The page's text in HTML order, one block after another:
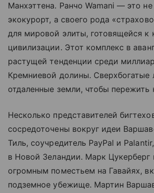
Манхэттена. Ранчо Wamani — это
экокурорт, а своего рода
для мировой элиты, готовящейся к
цивилизации. Этот комплекс в
растущей тенденции среди
Кремниевой долины. Сверхбогатые
отдаленные земли, чтобы пережить
Несколько представителей
сосредоточены вокруг идеи
Тиль, соучредитель PayPal и
в Новой Зеландии. Марк Цукерберг
огромным поместьем на Гавайях,
подземное убежище. Мартин